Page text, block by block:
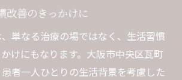
改善のきっかけに
単なる治療の場ではなく、生活習慣
けにもなります。大阪市中央区瓦町
者一人ひとりの生活背景を考慮した